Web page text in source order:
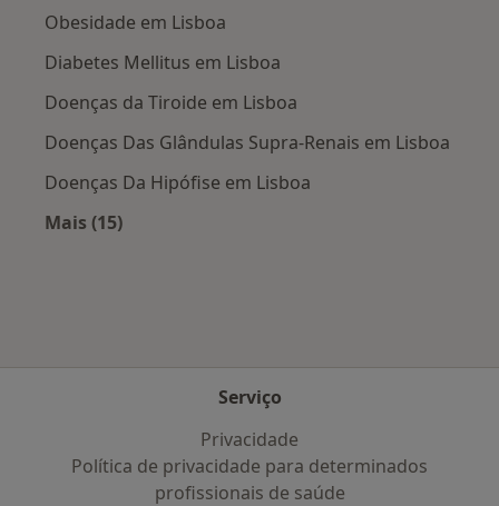
Obesidade em Lisboa
Diabetes Mellitus em Lisboa
Doenças da Tiroide em Lisboa
Doenças Das Glândulas Supra-Renais em Lisboa
Doenças Da Hipófise em Lisboa
Mais (15)
Serviço
Privacidade
Política de privacidade para determinados
profissionais de saúde